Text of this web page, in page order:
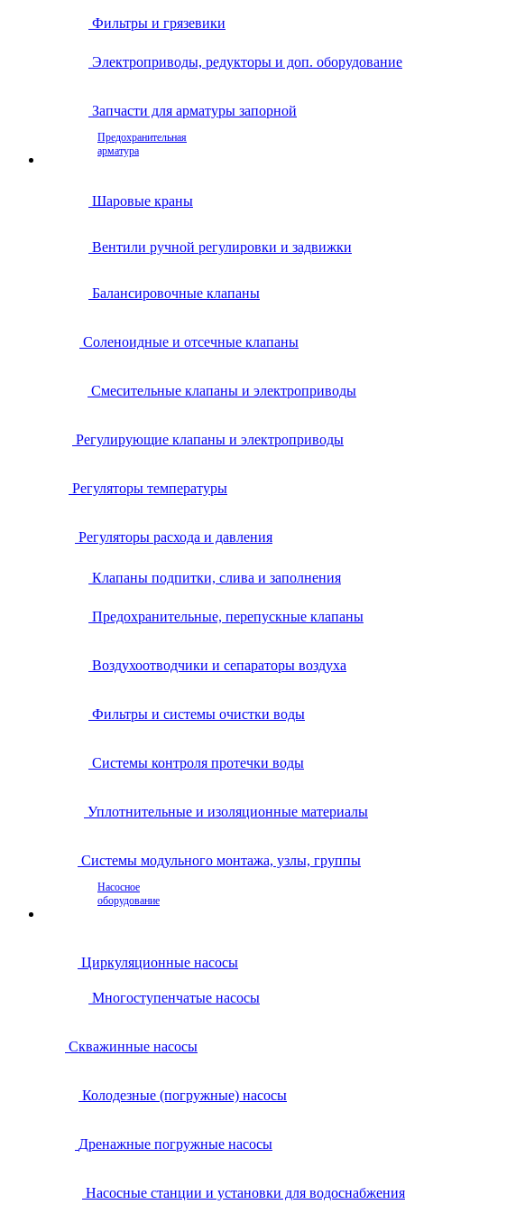
Фильтры и грязевики
Электроприводы, редукторы и доп. оборудование
Запчасти для арматуры запорной
Предохранительная
арматура
Шаровые краны
Вентили ручной регулировки и задвижки
Балансировочные клапаны
Соленоидные и отсечные клапаны
Смесительные клапаны и электроприводы
Регулирующие клапаны и электроприводы
Регуляторы температуры
Регуляторы расхода и давления
Клапаны подпитки, слива и заполнения
Предохранительные, перепускные клапаны
Воздухоотводчики и сепараторы воздуха
Фильтры и системы очистки воды
Системы контроля протечки воды
Уплотнительные и изоляционные материалы
Системы модульного монтажа, узлы, группы
Насосное
оборудование
Циркуляционные насосы
Многоступенчатые насосы
Скважинные насосы
Колодезные (погружные) насосы
Дренажные погружные насосы
Насосные станции и установки для водоснабжения